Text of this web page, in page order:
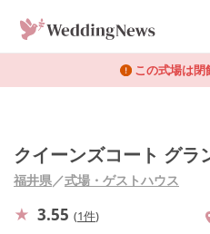
この式場は閉
クイーンズコート グラ
福井県／式場・ゲストハウス
3.55 (1件)